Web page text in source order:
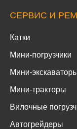
СЕРВИС И
Катки
Мини-погрузчики
Мини-
Мини-тракторы
Вилочные
Автогрейдеры